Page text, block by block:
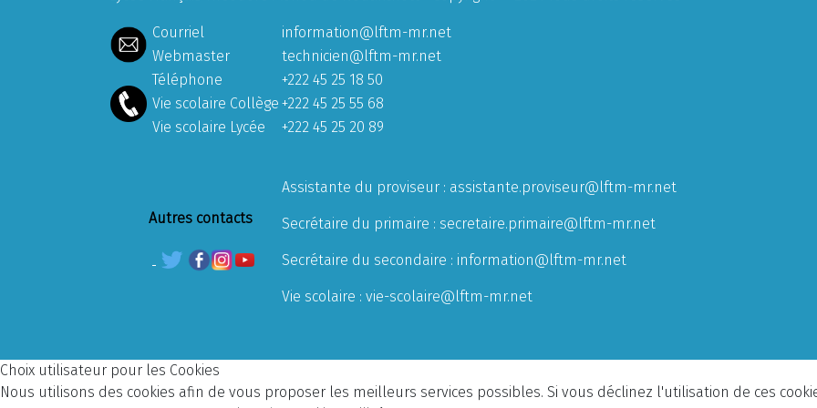
Courriel
information@lftm-mr.net
Webmaster
technicien@lftm-mr.net
Téléphone
+222 45 25 18 50
Vie scolaire Collège +222 45 25 55 68
Vie scolaire Lycée
+222 45 25 20 89
Autres contacts
Assistante du proviseur : assistante.proviseur@lftm-mr.net
Secrétaire du primaire : secretaire.primaire@lftm-mr.net
Secrétaire du secondaire : information@lftm-mr.net
Vie scolaire : vie-scolaire@lftm-mr.net
Choix utilisateur pour les Cookies
Nous utilisons des cookies afin de vous proposer les meilleurs services possibles. Si vous déclinez l'utilisation de ces